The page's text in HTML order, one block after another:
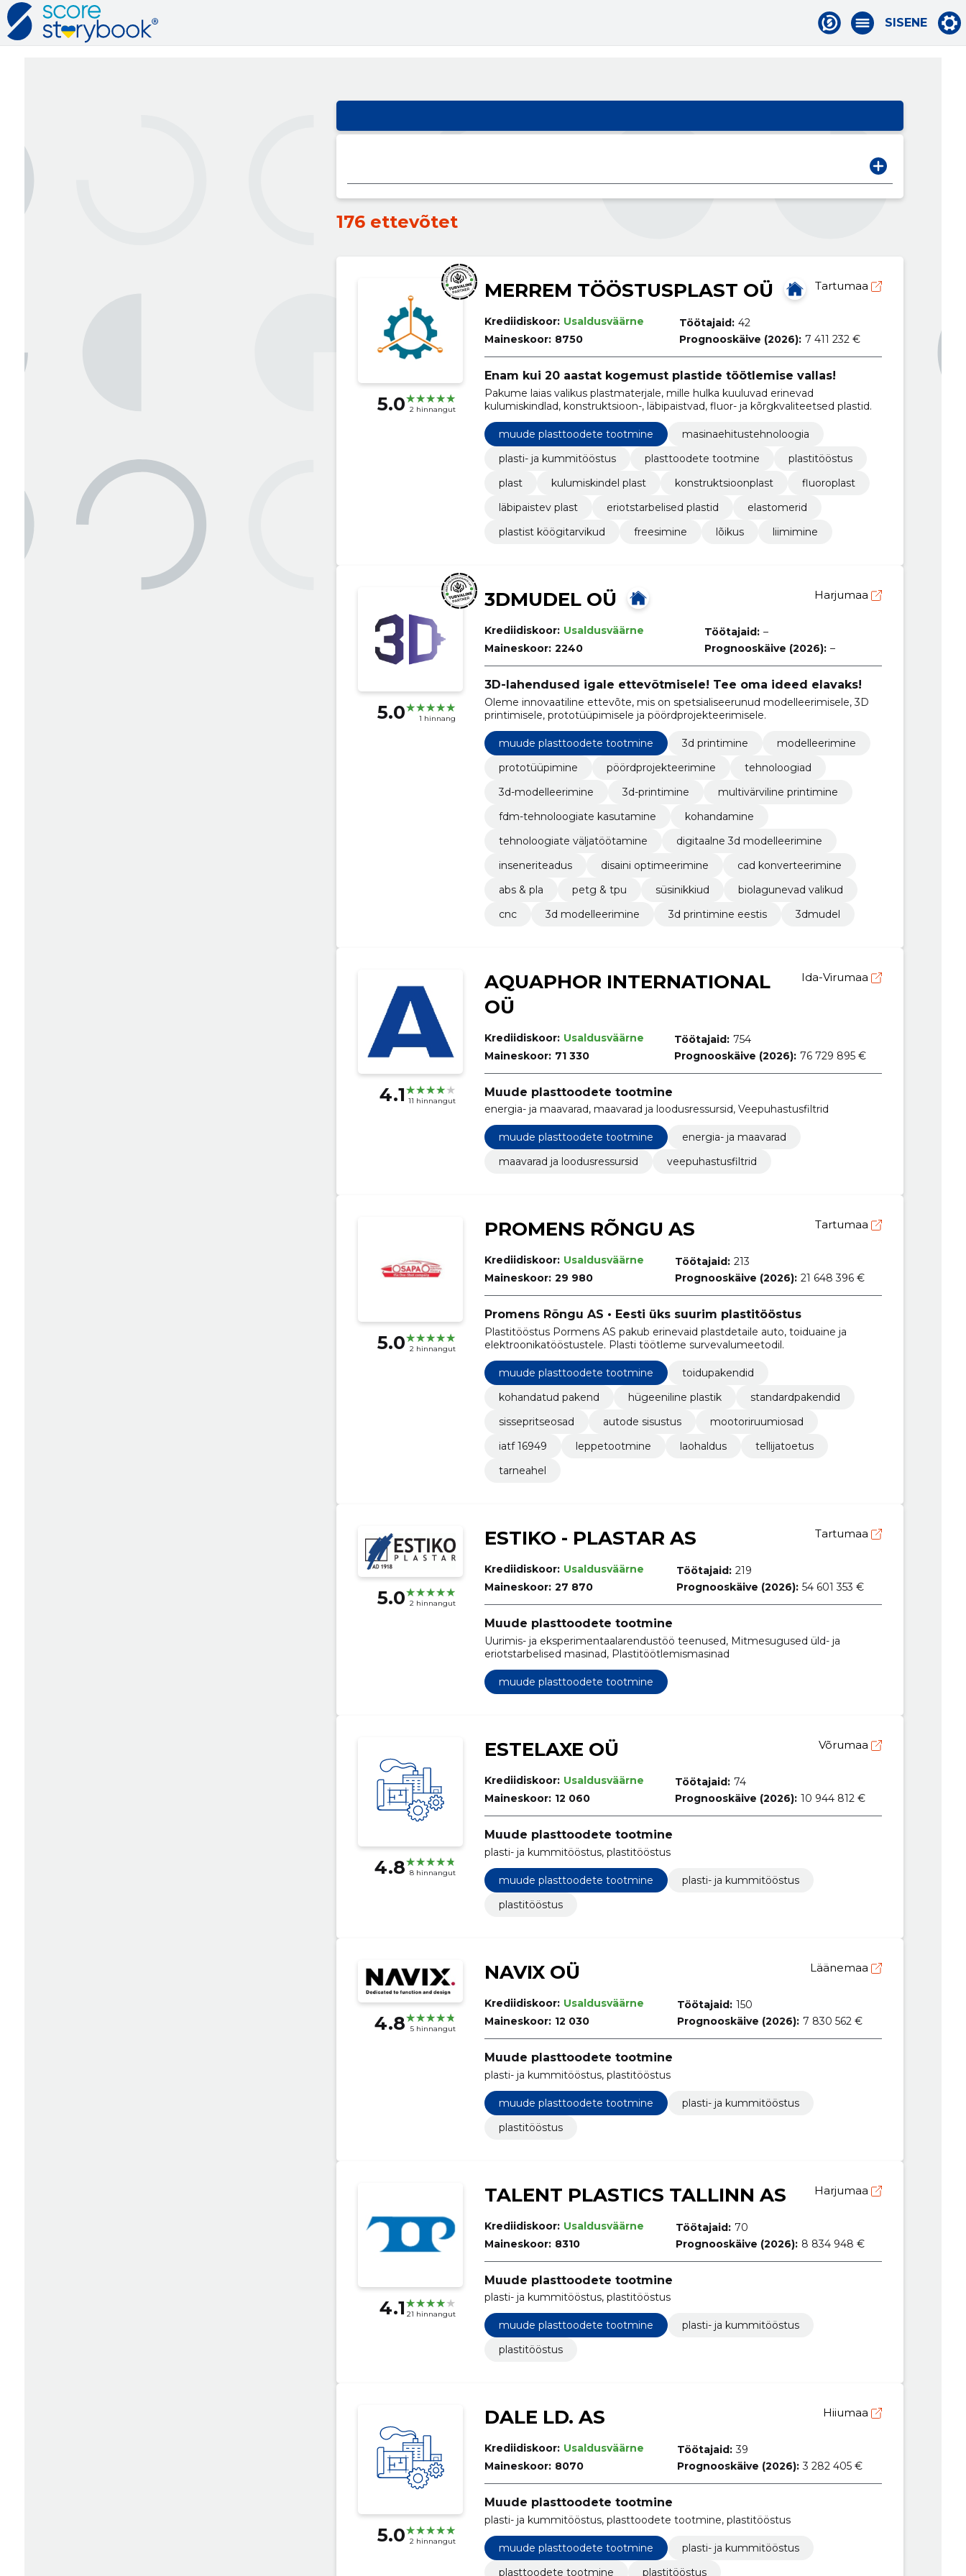
SISENE
176 ettevõtet
5.0 2 hinnangut
MERREM TÖÖSTUSPLAST OÜ Tartumaa
Krediidiskoor: Usaldusväärne
Maineskoor: 8750
Töötajaid: 42
Prognooskäive (2026): 7 411 232 €
Enam kui 20 aastat kogemust plastide töötlemise vallas!
Pakume laias valikus plastmaterjale, mille hulka kuuluvad erinevad
kulumiskindlad, konstruktsioon-, läbipaistvad, fluor- ja kõrgkvaliteetsed plastid.
muude plasttoodete tootmine
masinaehitustehnoloogia
plasti- ja kummitööstus
plasttoodete tootmine
plastitööstus
plast
kulumiskindel plast konstruktsioonplast
fluoroplast
läbipaistev plast
eriotstarbelised plastid
elastomerid
plastist köögitarvikud
freesimine lõikus liimimine
5.0 1 hinnang
3DMUDEL OÜ Harjumaa
Krediidiskoor: Usaldusväärne
Maineskoor: 2240
Töötajaid: –
Prognooskäive (2026): –
3D-lahendused igale ettevõtmisele! Tee oma ideed elavaks!
Oleme innovaatiline ettevõte, mis on spetsialiseerunud modelleerimisele, 3D
printimisele, prototüüpimisele ja pöördprojekteerimisele.
muude plasttoodete tootmine 3d printimine
modelleerimine
prototüüpimine
pöördprojekteerimine
tehnoloogiad
3d-modelleerimine
3d-printimine
multivärviline printimine
fdm-tehnoloogiate kasutamine
kohandamine
tehnoloogiate väljatöötamine
digitaalne 3d modelleerimine
inseneriteadus
disaini optimeerimine
cad konverteerimine
abs & pla
petg & tpu süsinikkiud
biolagunevad valikud
cnc
3d modelleerimine 3d printimine eestis 3dmudel
4.1 11 hinnangut
AQUAPHOR INTERNATIONAL
OÜ
Ida-Virumaa
Krediidiskoor: Usaldusväärne
Maineskoor: 71 330
Töötajaid: 754
Prognooskäive (2026): 76 729 895 €
Muude plasttoodete tootmine
energia- ja maavarad, maavarad ja loodusressursid, Veepuhastusfiltrid
muude plasttoodete tootmine
energia- ja maavarad
maavarad ja loodusressursid
veepuhastusfiltrid
5.0 2 hinnangut
PROMENS RÕNGU AS Tartumaa
Krediidiskoor: Usaldusväärne
Maineskoor: 29 980
Töötajaid: 213
Prognooskäive (2026): 21 648 396 €
Promens Rõngu AS • Eesti üks suurim plastitööstus
Plastitööstus Pormens AS pakub erinevaid plastdetaile auto, toiduaine ja
elektroonikatööstustele. Plasti töötleme survevalumeetodil.
muude plasttoodete tootmine
toidupakendid
kohandatud pakend
hügeeniline plastik
standardpakendid
sissepritseosad
autode sisustus
mootoriruumiosad
iatf 16949
leppetootmine laohaldus
tellijatoetus
tarneahel
5.0 2 hinnangut
ESTIKO - PLASTAR AS Tartumaa
Krediidiskoor: Usaldusväärne
Maineskoor: 27 870
Töötajaid: 219
Prognooskäive (2026): 54 601 353 €
Muude plasttoodete tootmine
Uurimis- ja eksperimentaalarendustöö teenused, Mitmesugused üld- ja
eriotstarbelised masinad, Plastitöötlemismasinad
muude plasttoodete tootmine
4.8 8 hinnangut
ESTELAXE OÜ Võrumaa
Krediidiskoor: Usaldusväärne
Maineskoor: 12 060
Töötajaid: 74
Prognooskäive (2026): 10 944 812 €
Muude plasttoodete tootmine
plasti- ja kummitööstus, plastitööstus
muude plasttoodete tootmine
plasti- ja kummitööstus
plastitööstus
4.8 5 hinnangut
NAVIX OÜ Läänemaa
Krediidiskoor: Usaldusväärne
Maineskoor: 12 030
Töötajaid: 150
Prognooskäive (2026): 7 830 562 €
Muude plasttoodete tootmine
plasti- ja kummitööstus, plastitööstus
muude plasttoodete tootmine
plasti- ja kummitööstus
plastitööstus
4.1 21 hinnangut
TALENT PLASTICS TALLINN AS Harjumaa
Krediidiskoor: Usaldusväärne
Maineskoor: 8310
Töötajaid: 70
Prognooskäive (2026): 8 834 948 €
Muude plasttoodete tootmine
plasti- ja kummitööstus, plastitööstus
muude plasttoodete tootmine
plasti- ja kummitööstus
plastitööstus
5.0 2 hinnangut
DALE LD. AS Hiiumaa
Krediidiskoor: Usaldusväärne
Maineskoor: 8070
Töötajaid: 39
Prognooskäive (2026): 3 282 405 €
Muude plasttoodete tootmine
plasti- ja kummitööstus, plasttoodete tootmine, plastitööstus
muude plasttoodete tootmine
plasti- ja kummitööstus
plasttoodete tootmine
plastitööstus